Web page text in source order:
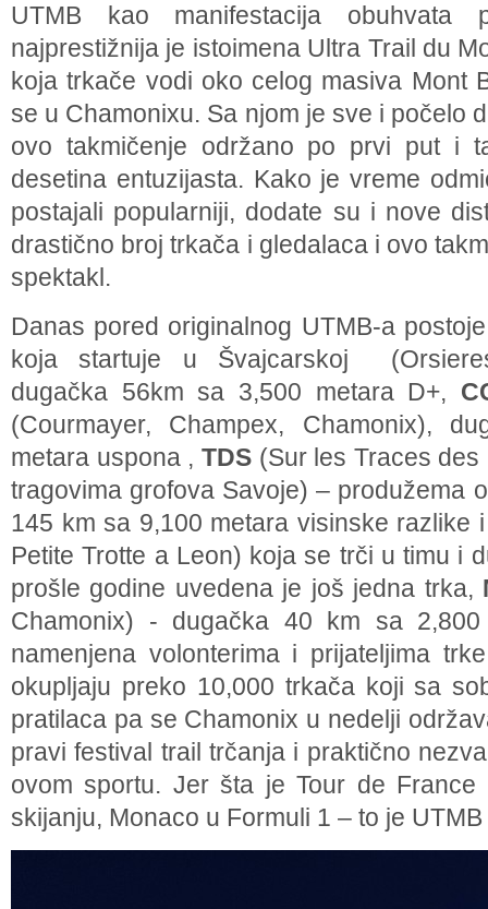
UTMB kao manifestacija obuhvata
najprestižnija je istoimena Ultra Trail du
koja trkače vodi oko celog masiva Mont
se u Chamonixu. Sa njom je sve i počelo
ovo takmičenje održano po prvi put i
desetina entuzijasta. Kako je vreme
postajali popularniji, dodate su i nove
drastično broj trkača i gledalaca i ovo
spektakl.
Danas pored originalnog UTMB-a
koja startuje u Švajcarskoj
dugačka 56km sa 3,500 metara D+,
(Courmayer, Champex, Chamonix),
metara uspona , TDS(Sur les Traces des
tragovima grofova Savoje) – produžema
145 km sa 9,100 metara visinske razlike
Petite Trotte a Leon) koja se trči u timu i
prošle godine uvedena je još jedna trka,
Chamonix) - dugačka 40 km sa
namenjena volonterima i prijateljima
okupljaju preko 10,000 trkača koji sa
pratilaca pa se Chamonix u nedelji
pravi festival trail trčanja i praktično
ovom sportu. Jer šta je Tour de France
skijanju, Monaco u Formuli 1 – to je